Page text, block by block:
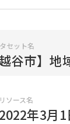
セット名
越谷市】
リソース名
2022年3月1